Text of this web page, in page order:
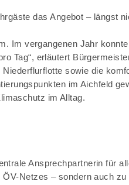
das Angebot – längst
Im vergangenen Jahr
Tag“, erläutert
sowie die
im Aichfeld
im Alltag.
Ansprechpartnerin für
Netzes – sondern auch zu